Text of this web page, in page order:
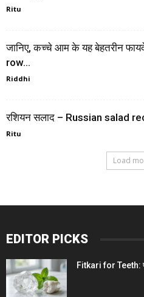
Ritu
जानिए, कच्चे आम के यह बेहतरीन
row...
Riddhi
रशियन सलाद – Russian salad
Ritu
Load
EDITOR PICKS
Fitkari for Teeth: